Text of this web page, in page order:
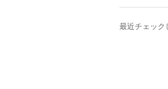
最近チェック